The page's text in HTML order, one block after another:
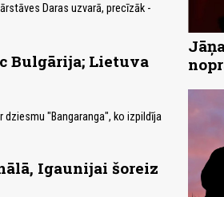
Daras uzvarā, precīzāk -
Bulgārija; Lietuva
dziesmu "Bangaranga", ko izpildīja
Igaunijai šoreiz